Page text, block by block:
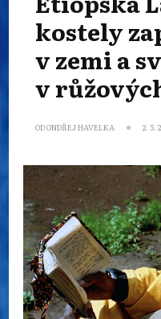
kostely
v zemi a
v
ODONDŘEJ HAVELKA 2. 5.